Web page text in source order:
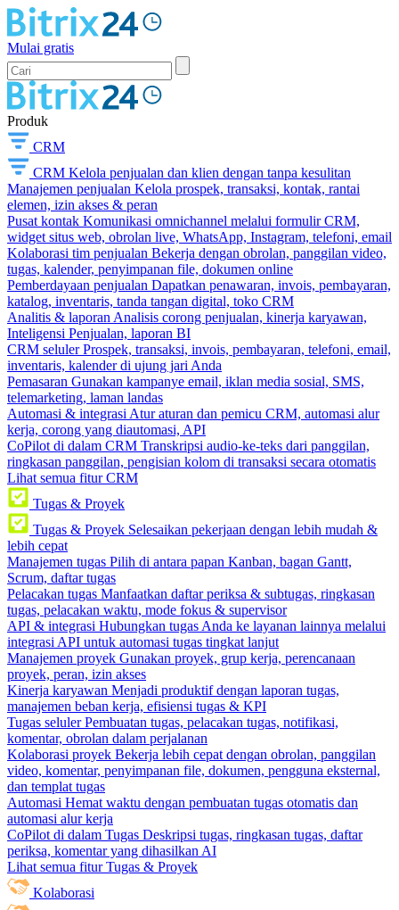
Mulai gratis
Produk
CRM
CRM Kelola penjualan dan klien dengan tanpa kesulitan
Manajemen penjualan Kelola prospek, transaksi, kontak, rantai
elemen, izin akses & peran
Pusat kontak Komunikasi omnichannel melalui formulir CRM,
widget situs web, obrolan live, WhatsApp, Instagram, telefoni, email
Kolaborasi tim penjualan Bekerja dengan obrolan, panggilan video,
tugas, kalender, penyimpanan file, dokumen online
Pemberdayaan penjualan Dapatkan penawaran, invois, pembayaran,
katalog, inventaris, tanda tangan digital, toko CRM
Analitis & laporan Analisis corong penjualan, kinerja karyawan,
Inteligensi Penjualan, laporan BI
CRM seluler Prospek, transaksi, invois, pembayaran, telefoni, email,
inventaris, kalender di ujung jari Anda
Pemasaran Gunakan kampanye email, iklan media sosial, SMS,
telemarketing, laman landas
Automasi & integrasi Atur aturan dan pemicu CRM, automasi alur
kerja, corong yang diautomasi, API
CoPilot di dalam CRM Transkripsi audio-ke-teks dari panggilan,
ringkasan panggilan, pengisian kolom di transaksi secara otomatis
Lihat semua fitur CRM
Tugas & Proyek
Tugas & Proyek Selesaikan pekerjaan dengan lebih mudah &
lebih cepat
Manajemen tugas Pilih di antara papan Kanban, bagan Gantt,
Scrum, daftar tugas
Pelacakan tugas Manfaatkan daftar periksa & subtugas, ringkasan
tugas, pelacakan waktu, mode fokus & supervisor
API & integrasi Hubungkan tugas Anda ke layanan lainnya melalui
integrasi API untuk automasi tugas tingkat lanjut
Manajemen proyek Gunakan proyek, grup kerja, perencanaan
proyek, peran, izin akses
Kinerja karyawan Menjadi produktif dengan laporan tugas,
manajemen beban kerja, efisiensi tugas & KPI
Tugas seluler Pembuatan tugas, pelacakan tugas, notifikasi,
komentar, obrolan dalam perjalanan
Kolaborasi proyek Bekerja lebih cepat dengan obrolan, panggilan
video, komentar, penyimpanan file, dokumen, pengguna eksternal,
dan templat tugas
Automasi Hemat waktu dengan pembuatan tugas otomatis dan
automasi alur kerja
CoPilot di dalam Tugas Deskripsi tugas, ringkasan tugas, daftar
periksa, komentar yang dihasilkan AI
Lihat semua fitur Tugas & Proyek
Kolaborasi